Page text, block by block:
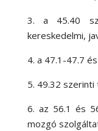
3. a 45.40
kereskedelmi,
4. a 47.1-47.7
5. 49.32 szerinti
6. az 56.1 és
mozgó